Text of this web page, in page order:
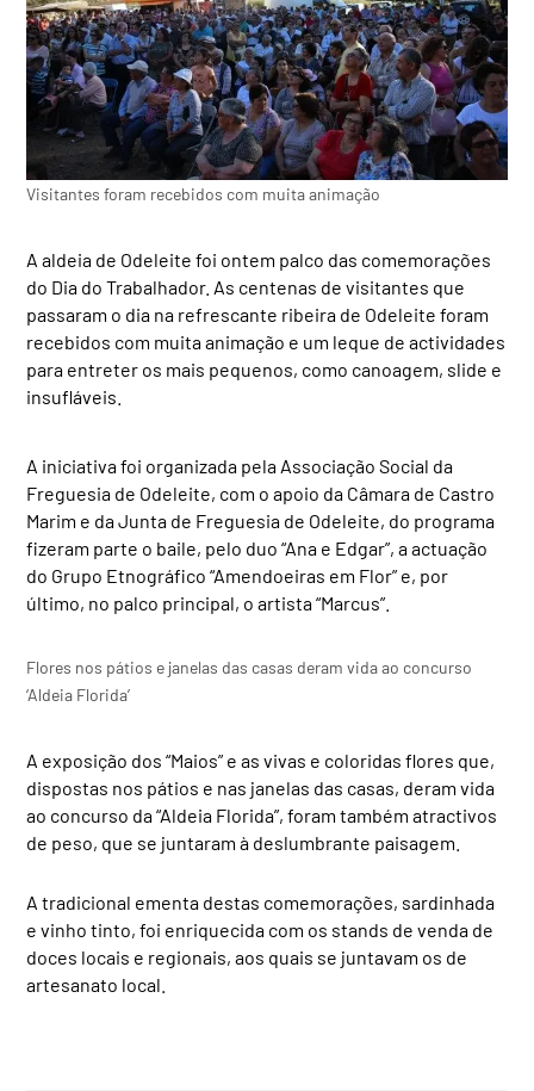
Visitantes foram recebidos com muita animação
A aldeia de Odeleite foi ontem palco das comemorações
do Dia do Trabalhador. As centenas de visitantes que
passaram o dia na refrescante ribeira de Odeleite foram
recebidos com muita animação e um leque de actividades
para entreter os mais pequenos, como canoagem, slide e
insufláveis.
A iniciativa foi organizada pela Associação Social da
Freguesia de Odeleite, com o apoio da Câmara de Castro
Marim e da Junta de Freguesia de Odeleite, do programa
fizeram parte o baile, pelo duo “Ana e Edgar”, a actuação
do Grupo Etnográfico “Amendoeiras em Flor” e, por
último, no palco principal, o artista “Marcus”.
Flores nos pátios e janelas das casas deram vida ao concurso
‘Aldeia Florida’
A exposição dos “Maios” e as vivas e coloridas flores que,
dispostas nos pátios e nas janelas das casas, deram vida
ao concurso da “Aldeia Florida”, foram também atractivos
de peso, que se juntaram à deslumbrante paisagem.
A tradicional ementa destas comemorações, sardinhada
e vinho tinto, foi enriquecida com os stands de venda de
doces locais e regionais, aos quais se juntavam os de
artesanato local.